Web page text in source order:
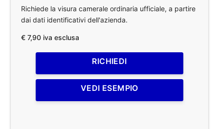
Richiede la visura camerale ordinaria ufficiale, a partire
dai dati identificativi dell'azienda.
€ 7,90 iva esclusa
RICHIEDI
VEDI ESEMPIO